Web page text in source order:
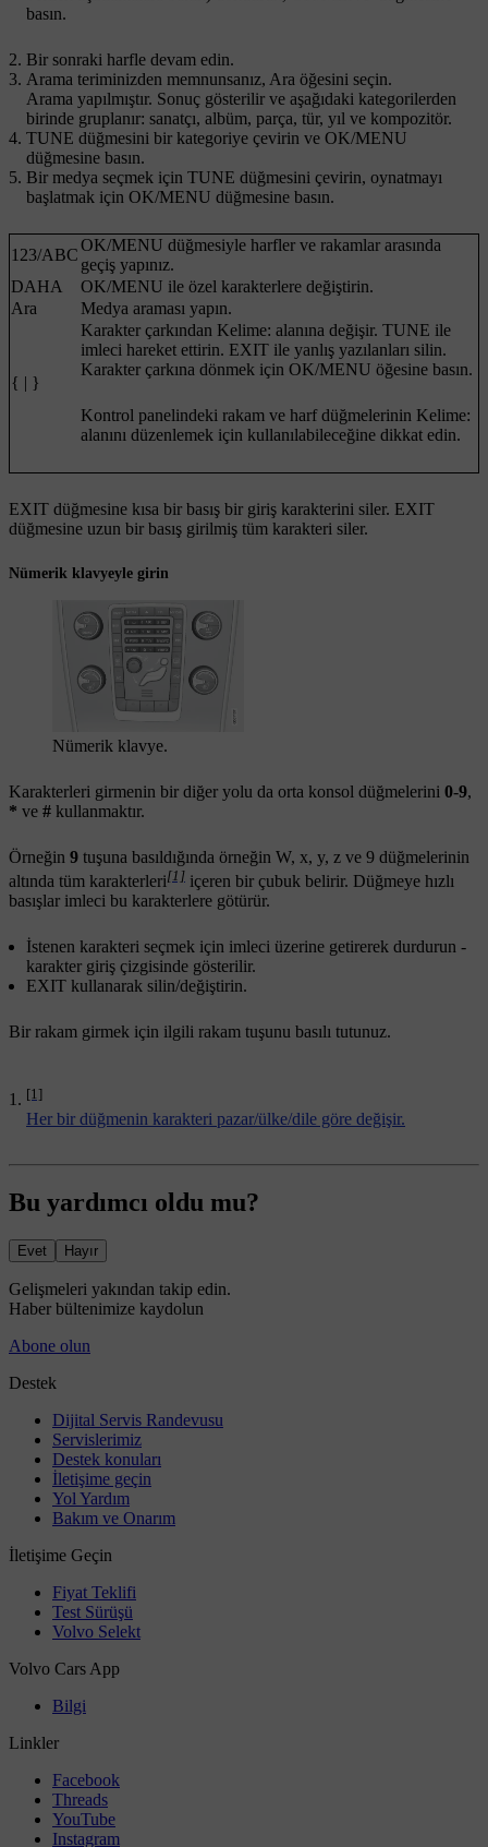
basın.
Bir sonraki harfle devam edin.
Arama teriminizden memnunsanız, Ara öğesini seçin.
Arama yapılmıştır. Sonuç gösterilir ve aşağıdaki kategorilerden
birinde gruplanır: sanatçı, albüm, parça, tür, yıl ve kompozitör.
TUNE düğmesini bir kategoriye çevirin ve OK/MENU
düğmesine basın.
Bir medya seçmek için TUNE düğmesini çevirin, oynatmayı
başlatmak için OK/MENU düğmesine basın.
123/ABC
OK/MENU düğmesiyle harfler ve rakamlar arasında
geçiş yapınız.
DAHA
OK/MENU ile özel karakterlere değiştirin.
Ara
Medya araması yapın.
{ | }
Karakter çarkından Kelime: alanına değişir. TUNE ile
imleci hareket ettirin. EXIT ile yanlış yazılanları silin.
Karakter çarkına dönmek için OK/MENU öğesine basın.
Kontrol panelindeki rakam ve harf düğmelerinin Kelime:
alanını düzenlemek için kullanılabileceğine dikkat edin.
EXIT düğmesine kısa bir basış bir giriş karakterini siler. EXIT
düğmesine uzun bir basış girilmiş tüm karakteri siler.
Nümerik klavyeyle girin
Nümerik klavye.
Karakterleri girmenin bir diğer yolu da orta konsol düğmelerini 0-9,
* ve # kullanmaktır.
Örneğin 9 tuşuna basıldığında örneğin W, x, y, z ve 9 düğmelerinin
altında tüm karakterleri[1] içeren bir çubuk belirir. Düğmeye hızlı
basışlar imleci bu karakterlere götürür.
İstenen karakteri seçmek için imleci üzerine getirerek durdurun -
karakter giriş çizgisinde gösterilir.
EXIT kullanarak silin/değiştirin.
Bir rakam girmek için ilgili rakam tuşunu basılı tutunuz.
[1]
Her bir düğmenin karakteri pazar/ülke/dile göre değişir.
Bu yardımcı oldu mu?
Evet Hayır